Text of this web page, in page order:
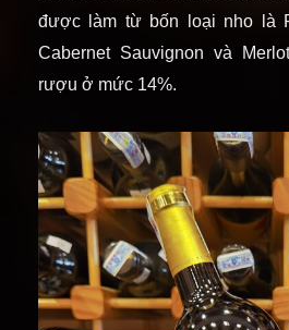
được làm từ bốn loại nho là
Cabernet Sauvignon và
rượu ở mức 14%.